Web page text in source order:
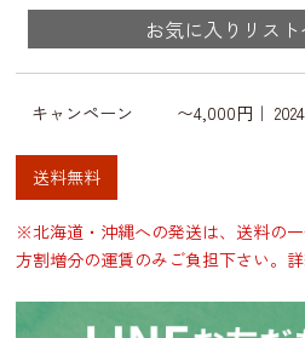
お気に入りリス
キャンペーン 〜4,000円 ｜
送料無料
※北海道・沖縄への発送は、送料の
方割増分の運賃のみご負担下さい。